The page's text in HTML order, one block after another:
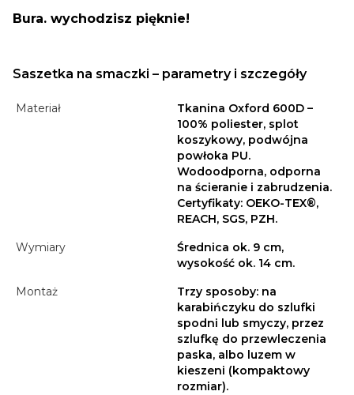
Bura. wychodzisz pięknie!
Saszetka na smaczki – parametry i szczegóły
Materiał
Tkanina Oxford 600D –
100% poliester, splot
koszykowy, podwójna
powłoka PU.
Wodoodporna, odporna
na ścieranie i zabrudzenia.
Certyfikaty: OEKO-TEX®,
REACH, SGS, PZH.
Wymiary
Średnica ok. 9 cm,
wysokość ok. 14 cm.
Montaż
Trzy sposoby: na
karabińczyku do szlufki
spodni lub smyczy, przez
szlufkę do przewleczenia
paska, albo luzem w
kieszeni (kompaktowy
rozmiar).